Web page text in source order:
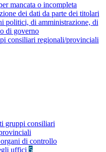
mancata o incompleta
dei dati da parte dei titolari
politici, di amministrazione, di
di governo
consiliari regionali/provinciali
gruppi consiliari
di controllo
uffici 5